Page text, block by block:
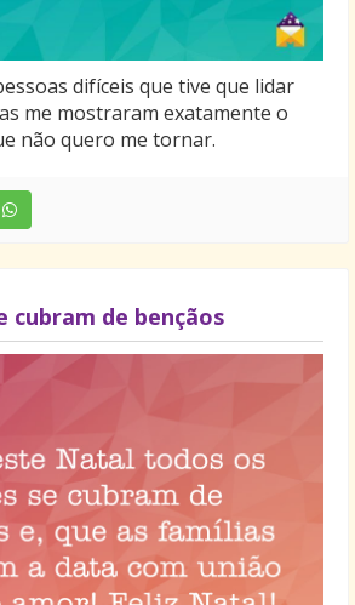
difíceis que tive que lidar
me mostraram exatamente o
não quero me tornar.
cubram de bençãos